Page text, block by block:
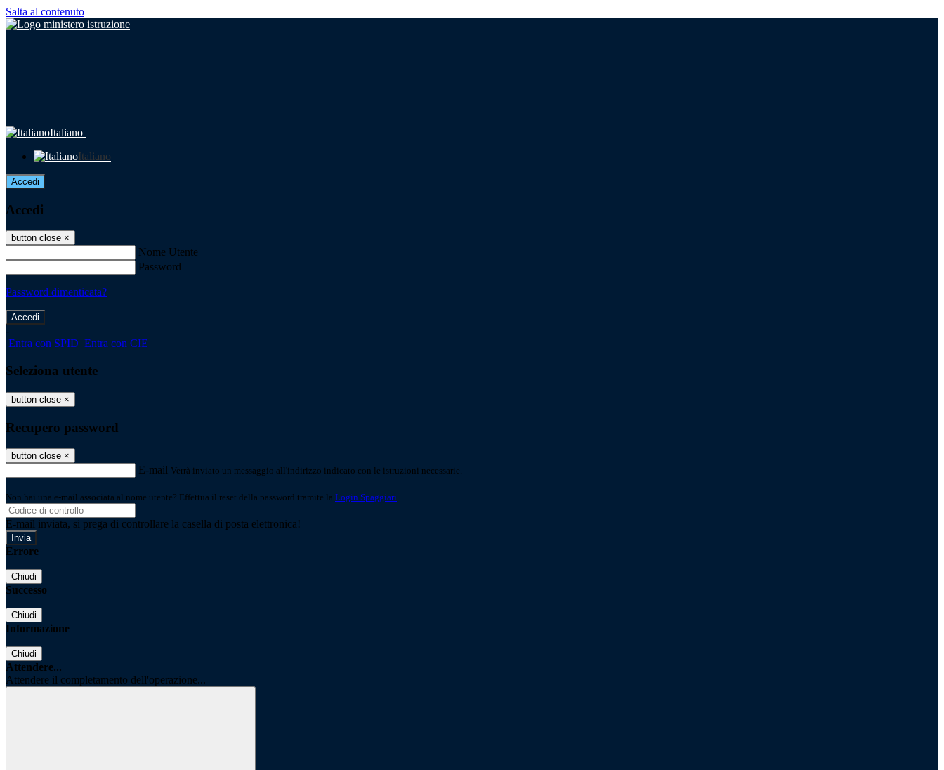
Salta al contenuto
Italiano
Italiano
Accedi
Accedi
button close ×
Nome Utente
Password
Password dimenticata?
-
Entra con SPID Entra con CIE
Seleziona utente
button close ×
Recupero password
button close ×
E-mail Verrà inviato un messaggio all'indirizzo indicato con le istruzioni necessarie.
Non hai una e-mail associata al nome utente? Effettua il reset della password tramite la Login Spaggiari
E-mail inviata, si prega di controllare la casella di posta elettronica!
Errore
Chiudi
Successo
Chiudi
Informazione
Chiudi
Attendere...
Attendere il completamento dell'operazione...